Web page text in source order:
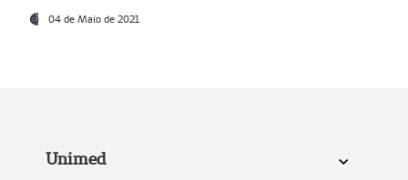
04 de Maio de 2021
Unimed